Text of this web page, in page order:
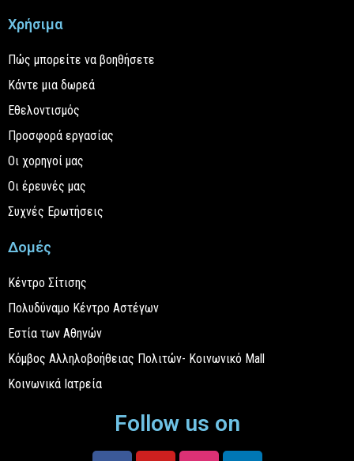
Χρήσιμα
Πώς μπορείτε να βοηθήσετε
Κάντε μια δωρεά
Εθελοντισμός
Προσφορά εργασίας
Οι χορηγοί μας
Οι έρευνές μας
Συχνές Ερωτήσεις
Δομές
Κέντρο Σίτισης
Πολυδύναμο Κέντρο Αστέγων
Εστία των Αθηνών
Κόμβος Αλληλοβοήθειας Πολιτών- Κοινωνικό Mall
Κοινωνικά Ιατρεία
Follow us on